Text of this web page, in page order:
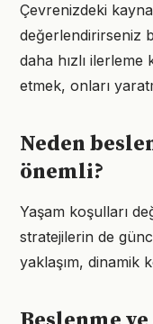
Çevrenizdeki
değerlendirirseniz
daha hızlı ilerleme
etmek, onları
Neden
önemli?
Yaşam koşulları
stratejilerin de
yaklaşım, dinamik